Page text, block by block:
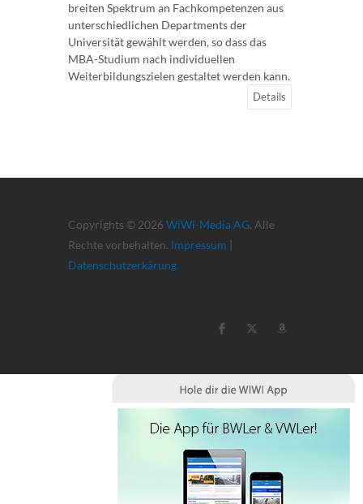
breiten Spektrum an Fachkompetenzen aus
unterschiedlichen Departments der
Universität gewählt werden, so dass das
MBA-Studium nach individuellen
Weiterbildungszielen gestaltet werden kann.
Details
Copyrights © 2026 WiWi-Media AG. Alle
Rechte vorbehalten. Impressum |
Datenschutzerkärung